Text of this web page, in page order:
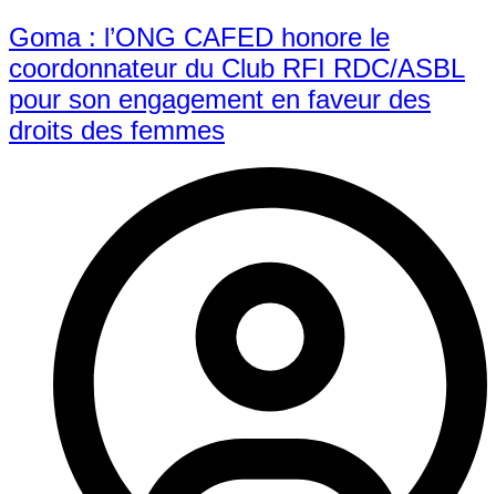
Goma : l’ONG CAFED honore le
coordonnateur du Club RFI RDC/ASBL
pour son engagement en faveur des
droits des femmes